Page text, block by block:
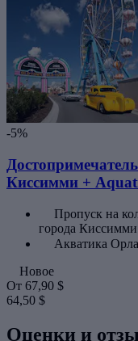
-5%
Киссимми +
Пропуск на
города Киссимми
Акватика
Новое
От 67,90 $
64,50 $
Оценки и